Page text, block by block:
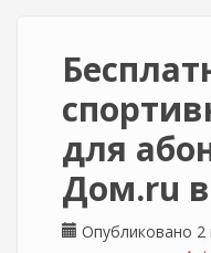
для
Дом.ru
Опубликовано 2